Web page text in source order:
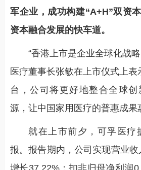
军企业，成功构建“A+H”双资
资本融合发展的快车道。
“香港上市是企业全球化战
医疗董事长张敏在上市仪式上表
台，公司将更好地整合全球
源，让中国家用医疗的普惠成果
就在上市前夕，可孚医疗
报。报告期内，公司实现营业
增长37.22%；扣非归母净利润